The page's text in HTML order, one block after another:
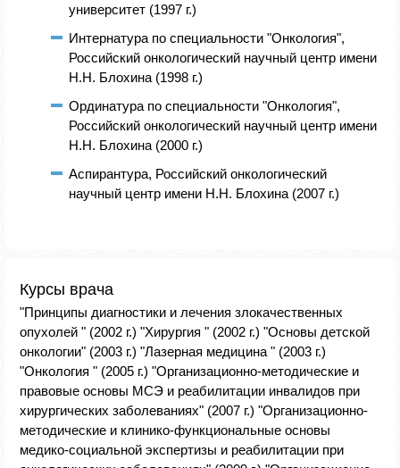
университет (1997 г.)
Интернатура по специальности "Онкология",
Российский онкологический научный центр имени
Н.Н. Блохина (1998 г.)
Ординатура по специальности "Онкология",
Российский онкологический научный центр имени
Н.Н. Блохина (2000 г.)
Аспирантура, Российский онкологический
научный центр имени Н.Н. Блохина (2007 г.)
Курсы врача
"Принципы диагностики и лечения злокачественных
опухолей " (2002 г.) "Хирургия " (2002 г.) "Основы детской
онкологии" (2003 г.) "Лазерная медицина " (2003 г.)
"Онкология " (2005 г.) "Организационно-методические и
правовые основы МСЭ и реабилитации инвалидов при
хирургических заболеваниях" (2007 г.) "Организационно-
методические и клинико-функциональные основы
медико-социальной экспертизы и реабилитации при